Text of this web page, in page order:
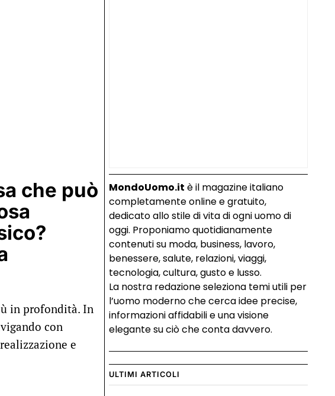
che può
in profondità. In
con
e
MondoUomo.it è il magazine italiano
completamente online e gratuito,
dedicato allo stile di vita di ogni uomo di
oggi. Proponiamo quotidianamente
contenuti su moda, business, lavoro,
benessere, salute, relazioni, viaggi,
tecnologia, cultura, gusto e lusso.
La nostra redazione seleziona temi utili per
l’uomo moderno che cerca idee precise,
informazioni affidabili e una visione
elegante su ciò che conta davvero.
ULTIMI ARTICOLI